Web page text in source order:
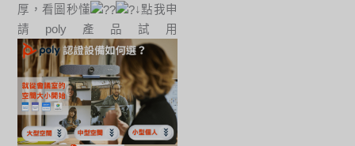
厚，看圖秒懂
↓點我申
請poly產品試用